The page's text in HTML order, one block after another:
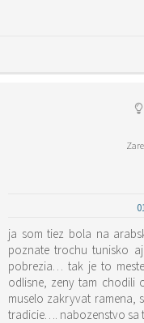
ja som tiez bola na
poznate trochu tunisko
pobrezia… tak je to
odlisne, zeny tam chodili
muselo zakryvat
tradicie…. nabozenstvo sa